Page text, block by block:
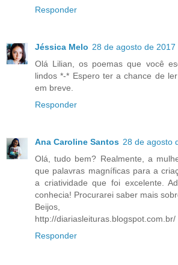
Responder
Jéssica Melo 28 de agosto de 2017
Olá Lilian, os poemas que você
lindos *-* Espero ter a chance de
em breve.
Responder
Ana Caroline Santos 28 de agosto
Olá, tudo bem? Realmente, a
que palavras magníficas para a
a criatividade que foi excelente.
conhecia! Procurarei saber mais
Beijos,
http://diariasleituras.blogspot.com.br/
Responder